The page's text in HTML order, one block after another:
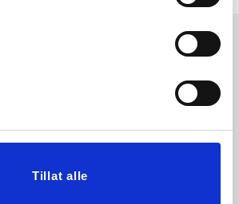
Tillat alle
Tilbakekalling av varer
Handle på nett